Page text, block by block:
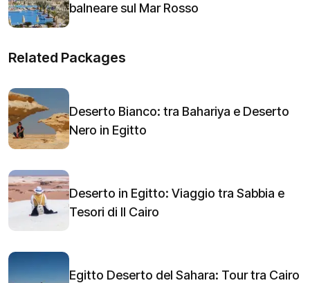
balneare sul Mar Rosso
Related Packages
Deserto Bianco: tra Bahariya e Deserto
Nero in Egitto
Deserto in Egitto: Viaggio tra Sabbia e
Tesori di Il Cairo
Egitto Deserto del Sahara: Tour tra Cairo